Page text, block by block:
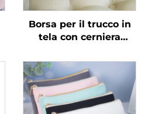
Borsa per il trucco in
tela con cerniera
all'ingrosso, borse in
cotone, borsa per
cosmetici con texture
dorata e cerniera con